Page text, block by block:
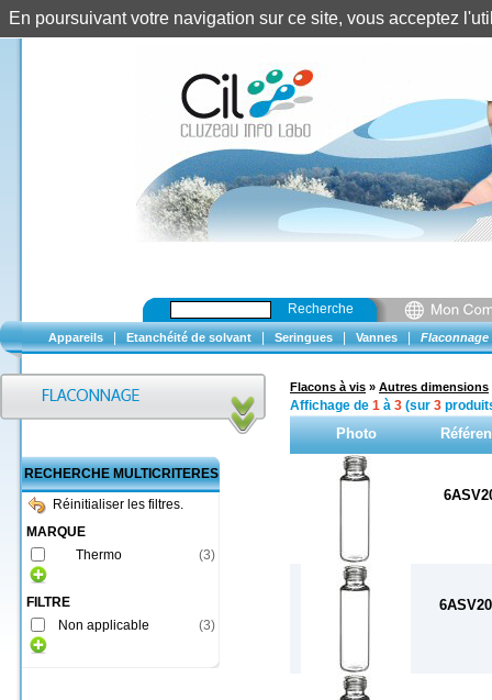
Recherche
Appareils Etanchéité de solvant Seringues Vannes Flaconnage
RECHERCHE MULTICRITERES
Réinitialiser les filtres.
MARQUE
Thermo
(3)
FILTRE
Non applicable
(3)
Flacons à vis » Autres dimensions
Affichage de 1 à 3 (sur 3
Photo
En poursuivant votre navigation sur ce site, vous acceptez